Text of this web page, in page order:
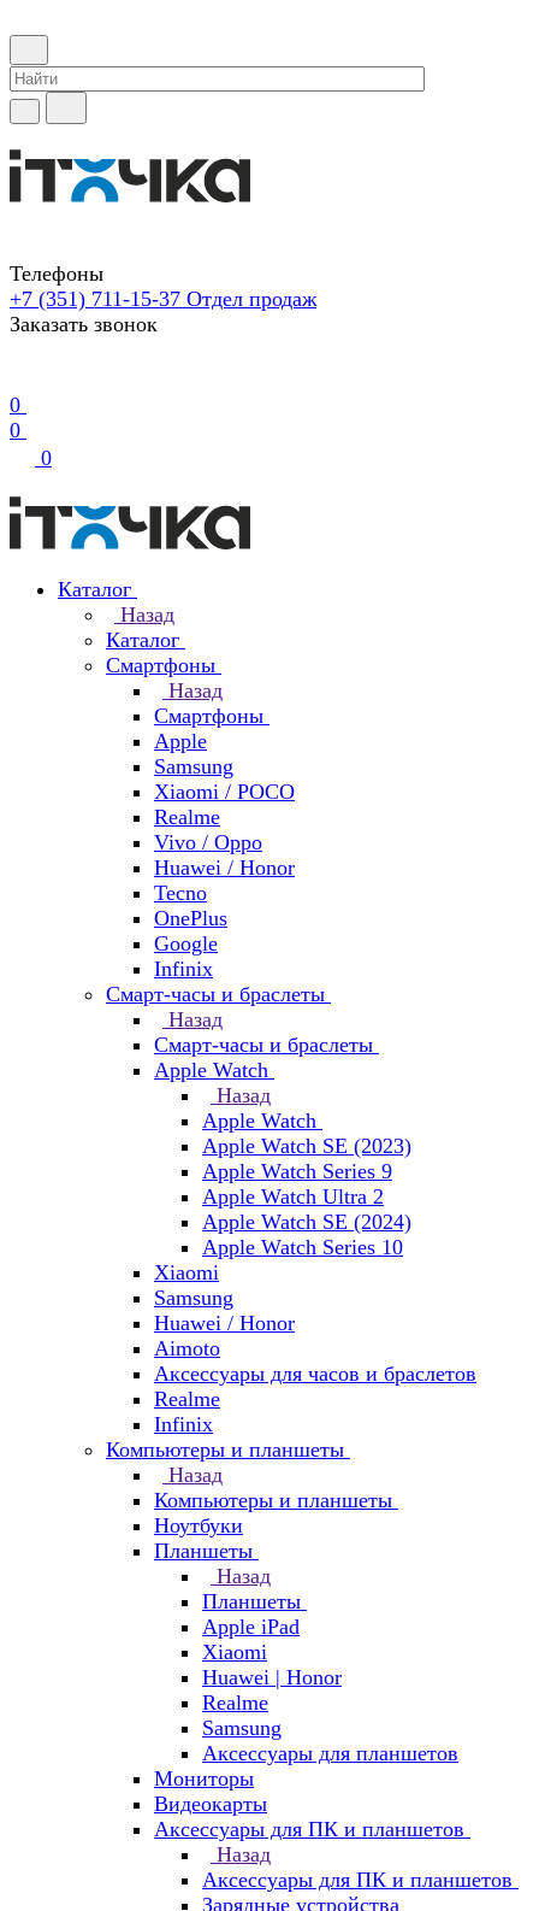
Телефоны
+7 (351) 711-15-37 Отдел продаж
Заказать звонок
0
0
0
Каталог
Назад
Каталог
Смартфоны
Назад
Смартфоны
Apple
Samsung
Xiaomi / POCO
Realme
Vivo / Oppo
Huawei / Honor
Tecno
OnePlus
Google
Infinix
Смарт-часы и браслеты
Назад
Смарт-часы и браслеты
Apple Watch
Назад
Apple Watch
Apple Watch SE (2023)
Apple Watch Series 9
Apple Watch Ultra 2
Apple Watch SE (2024)
Apple Watch Series 10
Xiaomi
Samsung
Huawei / Honor
Aimoto
Аксессуары для часов и браслетов
Realme
Infinix
Компьютеры и планшеты
Назад
Компьютеры и планшеты
Ноутбуки
Планшеты
Назад
Планшеты
Apple iPad
Xiaomi
Huawei | Honor
Realme
Samsung
Аксессуары для планшетов
Мониторы
Видеокарты
Аксессуары для ПК и планшетов
Назад
Аксессуары для ПК и планшетов
Зарядные устройства